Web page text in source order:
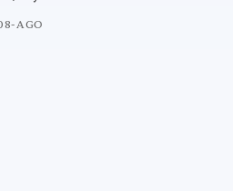
AGO